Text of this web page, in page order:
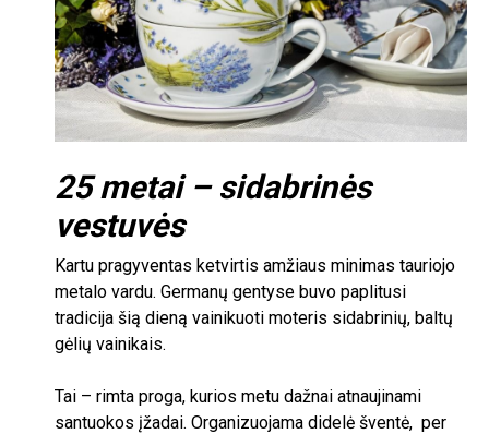
25metai – sidabrinės
vestuvės
Kartu pragyventas ketvirtis amžiaus minimas tauriojo
metalo vardu. Germanų gentyse buvo paplitusi
tradicija šią dieną vainikuoti moteris sidabrinių, baltų
gėlių vainikais.
Tai – rimta proga, kurios metu dažnai atnaujinami
santuokos įžadai. Organizuojama didelė šventė, per